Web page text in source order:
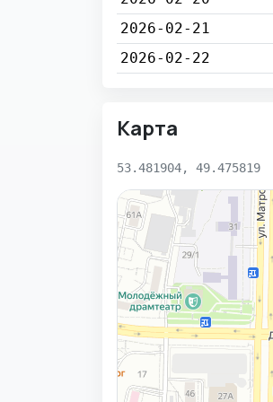
2026-02-21
2026-02-22
Карта
53.481904, 49.475819